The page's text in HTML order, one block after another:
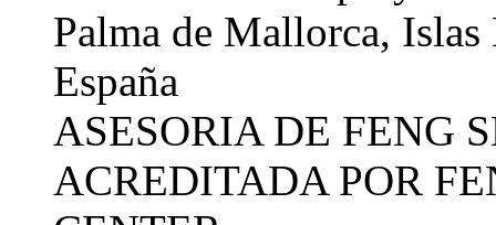
Palma de Mallorca, Islas
España
ASESORIA DE FENG
ACREDITADA POR